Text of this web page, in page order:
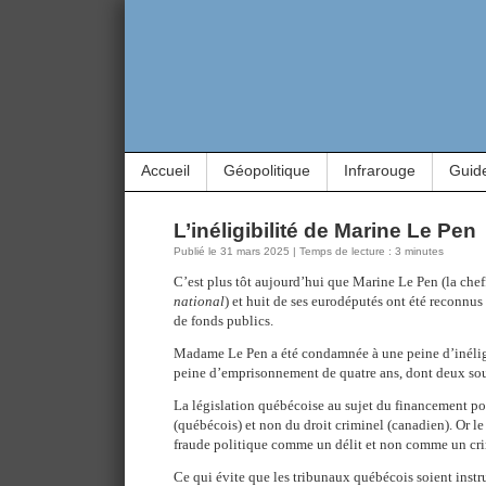
Accueil Géopolitique Infrarouge
L’inéligibilité de Marine Le Pen
Publié le 31 mars 2025 | Temps de lecture : 3 minutes
C’est plus tôt aujourd’hui que Marine Le Pen (la
national) et huit de ses eurodéputés ont été
de fonds publics.
Madame Le Pen a été condamnée à une peine
peine d’emprisonnement de quatre ans, dont deux
La législation québécoise au sujet du financement
(québécois) et non du droit criminel (canadien). Or
fraude politique comme un délit et non comme un
Ce qui évite que les tribunaux québécois soient